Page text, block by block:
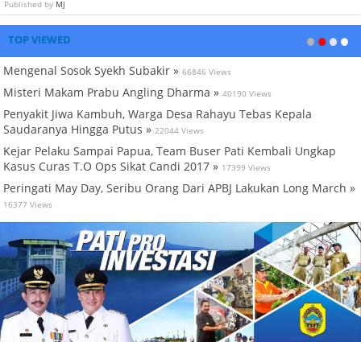
Published by MJ
TOP VIEWED
Mengenal Sosok Syekh Subakir » 66846 Views
Misteri Makam Prabu Angling Dharma » 40190 Views
Penyakit Jiwa Kambuh, Warga Desa Rahayu Tebas Kepala
Saudaranya Hingga Putus » 22044 Views
Kejar Pelaku Sampai Papua, Team Buser Pati Kembali Ungkap
Kasus Curas T.O Ops Sikat Candi 2017 » 17399 Views
Peringati May Day, Seribu Orang Dari APBJ Lakukan Long March »
16377 Views